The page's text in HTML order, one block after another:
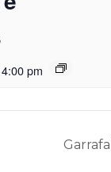
4:00 pm
Garrafal